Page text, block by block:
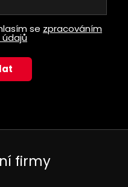
se zpracováním
firmy